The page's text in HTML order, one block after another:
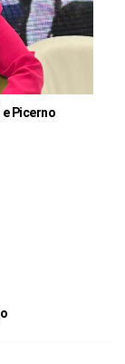
Picerno